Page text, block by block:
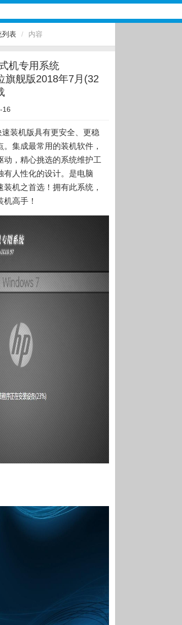
列表 / 内容
机专用系统
旗舰版2018年7月(32
16
装机版具有更安全、更稳
集成最常用的装机软件，
动，精心挑选的系统维护工
有人性化的设计。是电脑
机之首选！拥有此系统，
高手！